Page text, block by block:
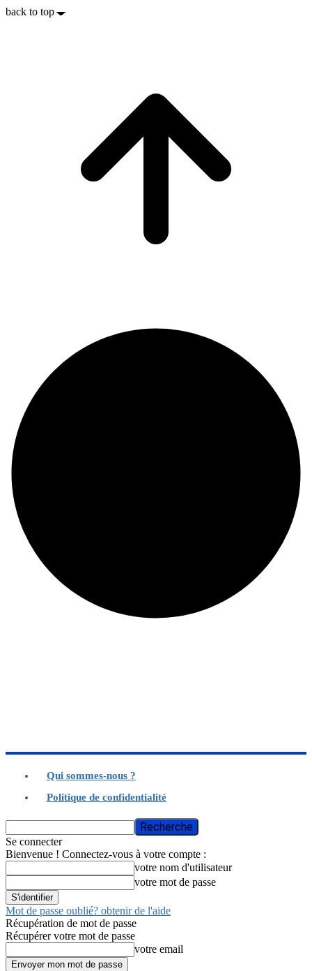
back to top
Qui sommes-nous ?
Politique de confidentialité
Se connecter
Bienvenue ! Connectez-vous à votre compte :
votre nom d'utilisateur
votre mot de passe
Mot de passe oublié? obtenir de l'aide
Récupération de mot de passe
Récupérer votre mot de passe
votre email